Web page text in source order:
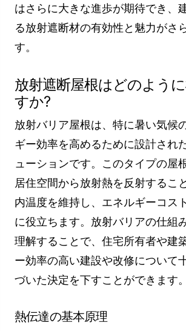
はさらに大きな進歩が期待でき、
る放射遮断材の有効性と魅力がさ
す。
放射遮断屋根はどのよう
すか?
放射バリア屋根は、特に暑い気候
ギー効率を高めるために設計され
ューションです。このタイプの屋
居住空間から放射熱を反射するこ
内温度を維持し、エネルギーコス
に役立ちます。放射バリアの仕組
理解することで、住宅所有者や建
ー効率の高い建設や改修について
づいた決定を下すことができます。
熱伝達の基本原理